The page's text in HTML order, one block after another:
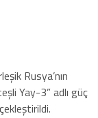
Rusya’nın
Yay-3” adlı güç